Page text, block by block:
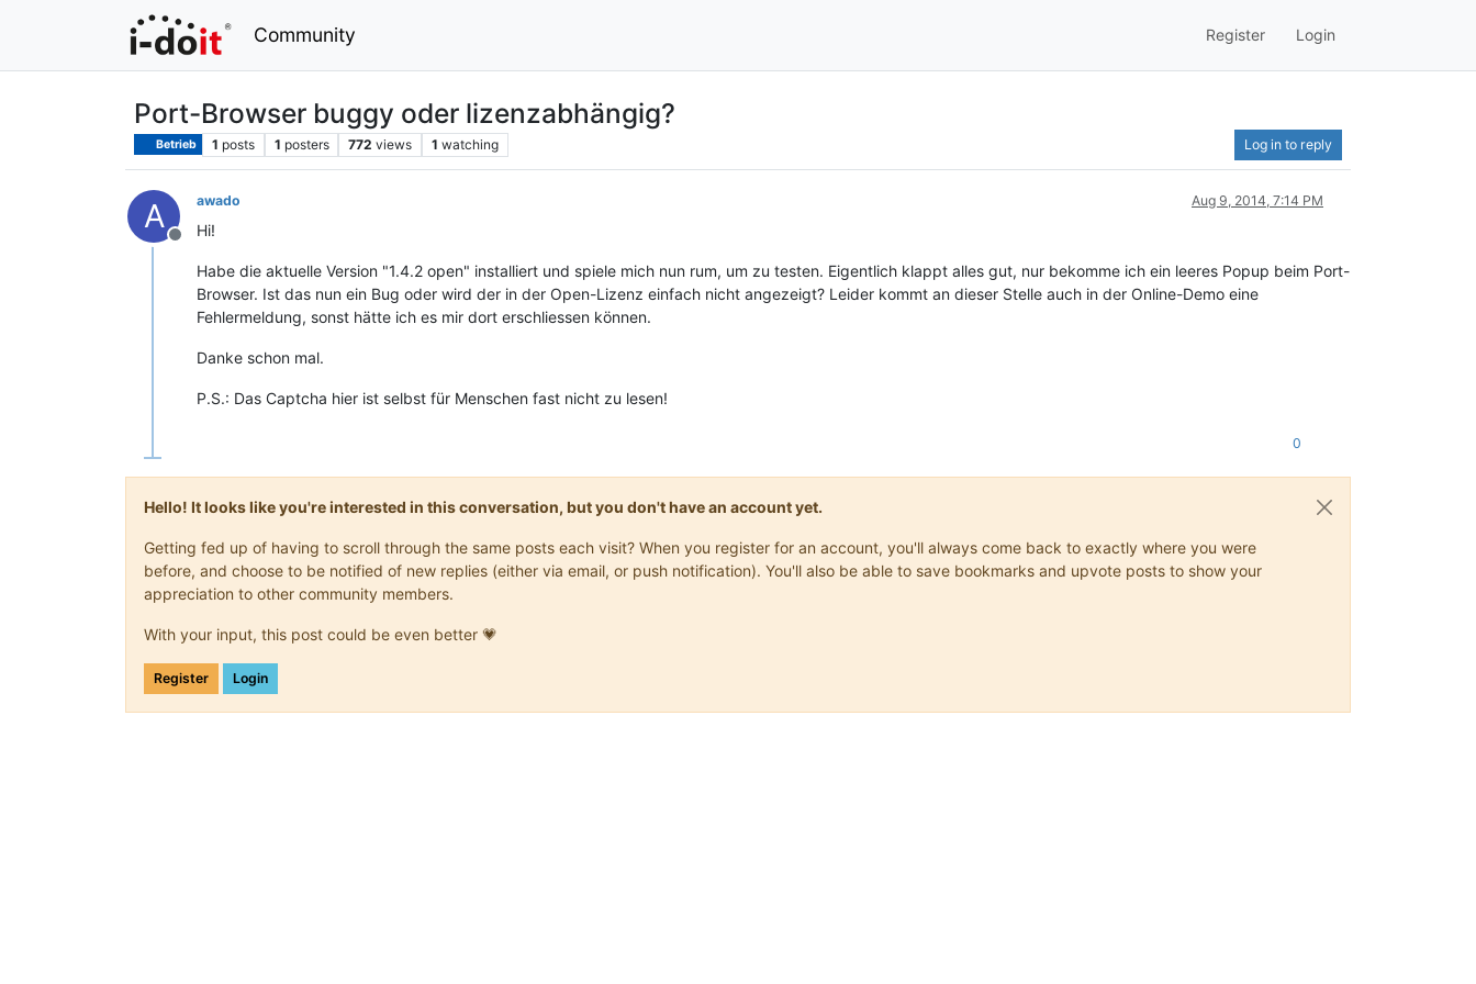
Community Register Login
Port-Browser buggy oder lizenzabhängig?
Betrieb 1 posts 1 posters 772 views 1 watching Log in to reply
A
Offline
awado Aug 9, 2014, 7:14 PM
Hi!
Habe die aktuelle Version "1.4.2 open" installiert und spiele mich nun rum, um zu testen. Eigentlich klappt alles gut, nur bekomme ich ein leeres Popup beim Port-
Browser. Ist das nun ein Bug oder wird der in der Open-Lizenz einfach nicht angezeigt? Leider kommt an dieser Stelle auch in der Online-Demo eine
Fehlermeldung, sonst hätte ich es mir dort erschliessen können.
Danke schon mal.
P.S.: Das Captcha hier ist selbst für Menschen fast nicht zu lesen!
0
Hello! It looks like you're interested in this conversation, but you don't have an account yet.
Getting fed up of having to scroll through the same posts each visit? When you register for an account, you'll always come back to exactly where you were
before, and choose to be notified of new replies (either via email, or push notification). You'll also be able to save bookmarks and upvote posts to show your
appreciation to other community members.
With your input, this post could be even better 💗
Register Login